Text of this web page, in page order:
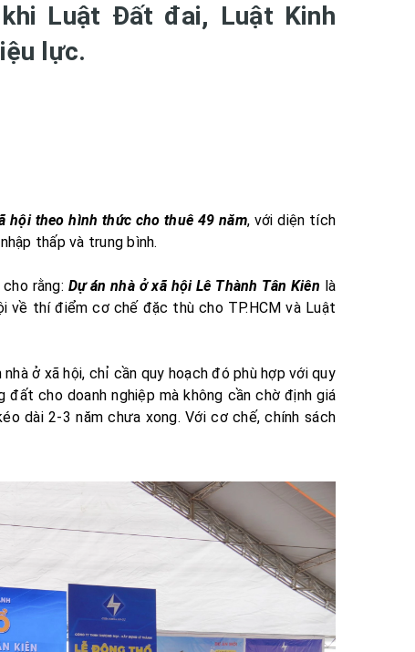
Luật Đất đai, Luật Kinh
lực.
hội theo hình thức cho thuê 49 năm, với diện tích
thấp và trung bình.
rằng: Dự án nhà ở xã hội Lê Thành Tân Kiên là
về thí điểm cơ chế đặc thù cho TP.HCM và Luật
ở xã hội, chỉ cần quy hoạch đó phù hợp với quy
cho doanh nghiệp mà không cần chờ định giá
dài 2-3 năm chưa xong. Với cơ chế, chính sách